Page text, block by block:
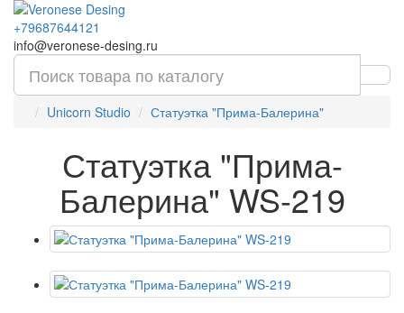
+79687644121
info@veronese-desing.ru
Unicorn Studio Статуэтка "Прима-Балерина"
Статуэтка "Прима-
Балерина" WS-219